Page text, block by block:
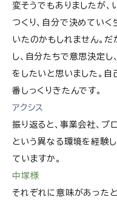
変そうでもありましたが、
つくり、自分で決めてい
いたのかもしれません。
し、自分たちで意思決定
をしたいと思いました。
番しっくりきたんです。
アクシス
振り返ると、事業会社、プ
という異なる環境を経験
ていますか。
中塚様
それぞれに意味があったと